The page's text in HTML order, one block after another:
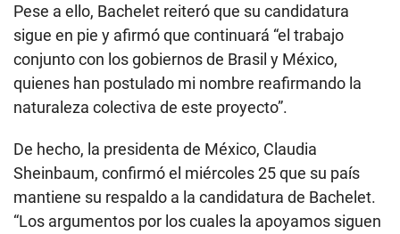
Pese a ello, Bachelet reiteró que su candidatura
sigue en pie y afirmó que continuará “el trabajo
conjunto con los gobiernos de Brasil y México,
quienes han postulado mi nombre reafirmando la
naturaleza colectiva de este proyecto”.
De hecho, la presidenta de México, Claudia
Sheinbaum, confirmó el miércoles 25 que su país
mantiene su respaldo a la candidatura de Bachelet.
“Los argumentos por los cuales la apoyamos siguen